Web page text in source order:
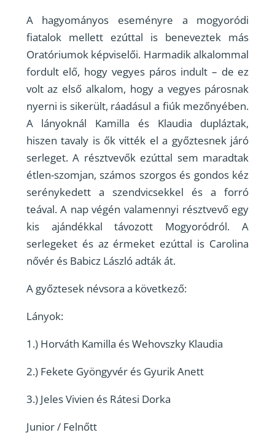
A hagyományos eseményre a mogyoródi
fiatalok mellett ezúttal is beneveztek más
Oratóriumok képviselői. Harmadik alkalommal
fordult elő, hogy vegyes páros indult – de ez
volt az első alkalom, hogy a vegyes párosnak
nyerni is sikerült, ráadásul a fiúk mezőnyében.
A lányoknál Kamilla és Klaudia dupláztak,
hiszen tavaly is ők vitték el a győztesnek járó
serleget. A résztvevők ezúttal sem maradtak
étlen-szomjan, számos szorgos és gondos kéz
serénykedett a szendvicsekkel és a forró
teával. A nap végén valamennyi résztvevő egy
kis ajándékkal távozott Mogyoródról. A
serlegeket és az érmeket ezúttal is Carolina
nővér és Babicz László adták át.
A győztesek névsora a következő:
Lányok:
1.) Horváth Kamilla és Wehovszky Klaudia
2.) Fekete Gyöngyvér és Gyurik Anett
3.) Jeles Vivien és Rátesi Dorka
Junior / Felnőtt